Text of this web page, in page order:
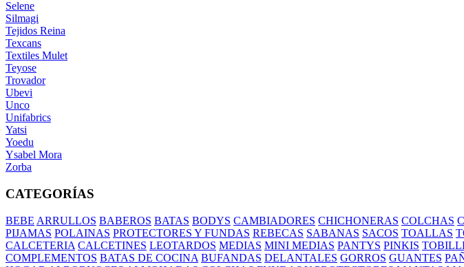
Selene
Silmagi
Tejidos Reina
Texcans
Textiles Mulet
Teyose
Trovador
Ubevi
Unco
Unifabrics
Yatsi
Yoedu
Ysabel Mora
Zorba
CATEGORÍAS
BEBE ARRULLOS BABEROS BATAS BODYS CAMBIADORES CHICHONERAS COLCHAS
PIJAMAS POLAINAS PROTECTORES Y FUNDAS REBECAS SABANAS SACOS TOALLAS
CALCETERIA CALCETINES LEOTARDOS MEDIAS MINI MEDIAS PANTYS PINKIS
COMPLEMENTOS BATAS DE COCINA BUFANDAS DELANTALES GORROS GUANTES